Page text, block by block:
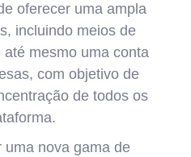
oferecer uma ampla
incluindo meios de
mesmo uma conta
com objetivo de
de todos os
uma nova gama de